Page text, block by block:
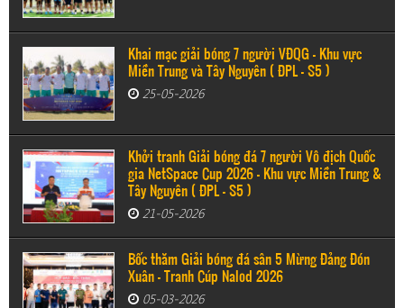
Khai mạc giải bóng 7 người VĐQG - Khu vực
Miền Trung và Tây Nguyên ( ĐPL - S5 )
25-05-2026
Khởi tranh Giải bóng đá 7 người Vô địch Quốc
gia NetSpace Cup 2026 – Khu vực Miền Trung &
Tây Nguyên ( ĐPL - S5 )
21-05-2026
Bốc thăm Giải bóng đá sân 5 Mừng Đảng Đón
Xuân - Tranh Cúp Nalod 2026
05-03-2026